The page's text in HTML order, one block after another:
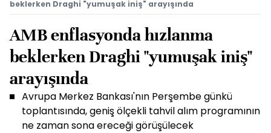
beklerken Draghi "yumuşak iniş" arayışında
AMB enflasyonda hızlanma
beklerken Draghi "yumuşak iniş"
arayışında
Avrupa Merkez Bankası'nın Perşembe günkü
toplantısında, geniş ölçekli tahvil alım programının
ne zaman sona ereceği görüşülecek